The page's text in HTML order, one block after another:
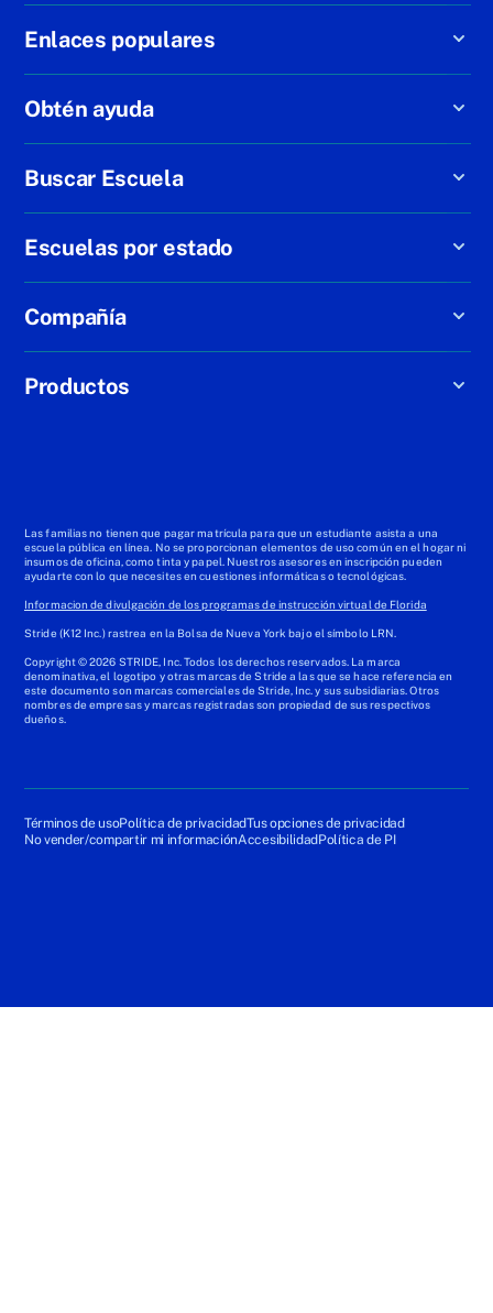
Enlaces populares
Obtén ayuda
Buscar Escuela
Escuelas por estado
Compañía
Productos
Las familias no tienen que pagar matrícula para que un estudiante asista a una
escuela pública en línea. No se proporcionan elementos de uso común en el hogar ni
insumos de oficina, como tinta y papel. Nuestros asesores en inscripción pueden
ayudarte con lo que necesites en cuestiones informáticas o tecnológicas.
Informacion de divulgación de los programas de instrucción virtual de Florida
Stride (K12 Inc.) rastrea en la Bolsa de Nueva York bajo el símbolo LRN.
Copyright © 2026 STRIDE, Inc. Todos los derechos reservados. La marca
denominativa, el logotipo y otras marcas de Stride a las que se hace referencia en
este documento son marcas comerciales de Stride, Inc. y sus subsidiarias. Otros
nombres de empresas y marcas registradas son propiedad de sus respectivos
dueños.
Términos de usoPolítica de privacidadTus opciones de privacidad
No vender/compartir mi informaciónAccesibilidadPolítica de PI